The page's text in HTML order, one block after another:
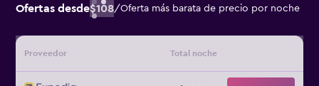
Ofertas desde$108/Oferta más barata de precio por noche
Proveedor Total noche